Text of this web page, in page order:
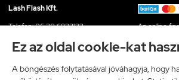
Ez az oldal cookie-kat
A böngészés folytatásával jóváhagyja, hogy
Lash Flash Kft.
Telefon: 06 30 6933133
Az online
H-EN-I-